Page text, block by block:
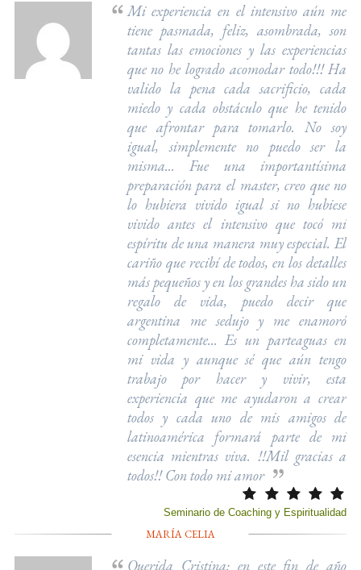
Mi experiencia en el intensivo aún me
tiene pasmada, feliz, asombrada, son
tantas las emociones y las experiencias
que no he logrado acomodar todo!!! Ha
valido la pena cada sacrificio, cada
miedo y cada obstáculo que he tenido
que afrontar para tomarlo. No soy
igual, simplemente no puedo ser la
misma... Fue una importantísima
preparación para el master, creo que no
lo hubiera vivido igual si no hubiese
vivido antes el intensivo que tocó mi
espíritu de una manera muy especial. El
cariño que recibí de todos, en los detalles
más pequeños y en los grandes ha sido un
regalo de vida, puedo decir que
argentina me sedujo y me enamoró
completamente... Es un parteaguas en
mi vida y aunque sé que aún tengo
trabajo por hacer y vivir, esta
experiencia que me ayudaron a crear
todos y cada uno de mis amigos de
latinoamérica formará parte de mi
esencia mientras viva. !!Mil gracias a
todos!! Con todo mi amor
Seminario de Coaching y Espiritualidad
MARÍA CELIA
Querida Cristina: en este fin de año